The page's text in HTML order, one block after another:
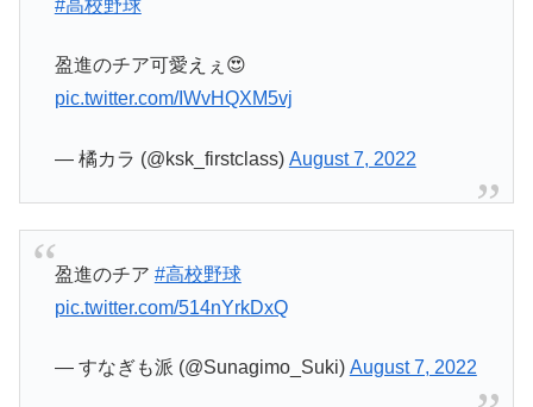
#高校野球
盈進のチア可愛えぇ😍
pic.twitter.com/IWvHQXM5vj
— 橘カラ (@ksk_firstclass) August 7, 2022
盈進のチア #高校野球
pic.twitter.com/514nYrkDxQ
— すなぎも派 (@Sunagimo_Suki) August 7, 2022